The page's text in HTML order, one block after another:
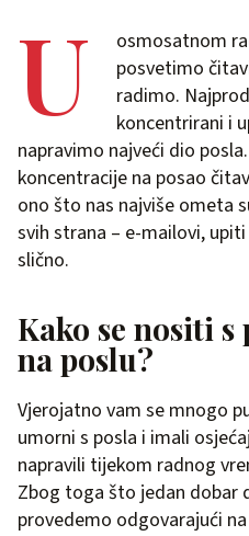
U
osmosatnom
posvetimo
radimo.
koncentrirani i
napravimo najveći dio
koncentracije na posao
ono što nas najviše ometa
svih strana – e-mailovi,
slično.
Kako se nositi
na poslu?
Vjerojatno vam se mnogo
umorni s posla i imali
napravili tijekom radnog
Zbog toga što jedan dobar
provedemo odgovarajući